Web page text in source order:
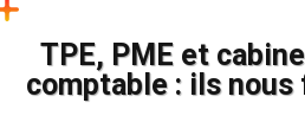
TPE, PME et
comptable : ils